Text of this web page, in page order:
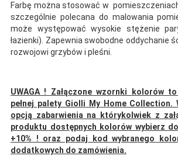
Farbę można stosować w
szczególnie polecana do malowania
może występować wysokie stężenie
łazienki). Zapewnia swobodne oddychanie
rozwojowi grzybów i pleśni.
UWAGA ! Załączone wzornki kolorów
pełnej palety Giolli My Home Collection.
opcją zabarwienia na którykolwiek z
produktu dostępnych kolorów wybierz
+10% ! oraz podaj kod wybranego
dodatkowych do zamówienia.